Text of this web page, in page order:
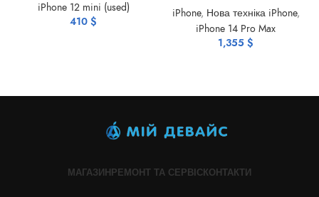
iPhone 12 mini (used)
410 $
iPhone, Нова техніка iPhone,
iPhone 14 Pro Max
1,355 $
МАГАЗИНРЕМОНТ ТА СЕРВІСКОНТАКТИ